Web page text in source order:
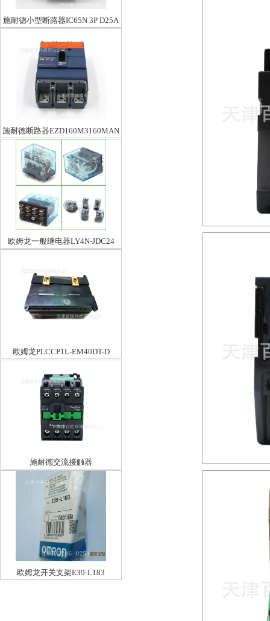
施耐德小型断路器IC65N 3P D25A
施耐德断路器EZD160M3160MAN
欧姆龙一般继电器LY4N-JDC24
欧姆龙PLCCP1L-EM40DT-D
施耐德交流接触器
LC1E3210F5N32A110V
欧姆龙开关支架E39-L183